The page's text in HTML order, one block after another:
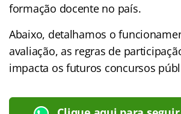
formação docente no país.
Abaixo, detalhamos o
avaliação, as regras de
impacta os futuros concursos